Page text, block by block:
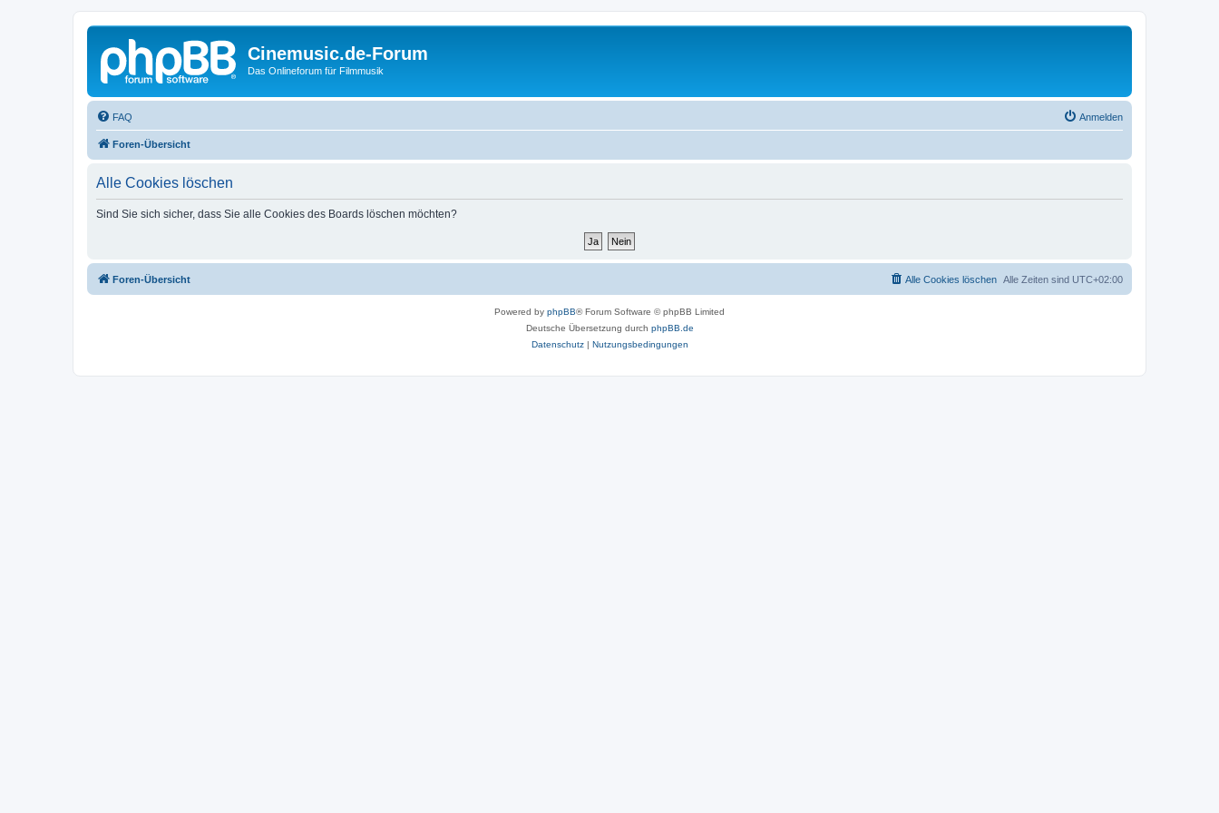
Cinemusic.de-Forum
Das Onlineforum für Filmmusik
FAQ Anmelden
Foren-Übersicht
Alle Cookies löschen
Sind Sie sich sicher, dass Sie alle Cookies des Boards löschen möchten?
Foren-Übersicht Alle Zeiten sind UTC+02:00
Alle Cookies löschen
Powered by phpBB® Forum Software © phpBB Limited
Deutsche Übersetzung durch phpBB.de
Datenschutz| Nutzungsbedingungen